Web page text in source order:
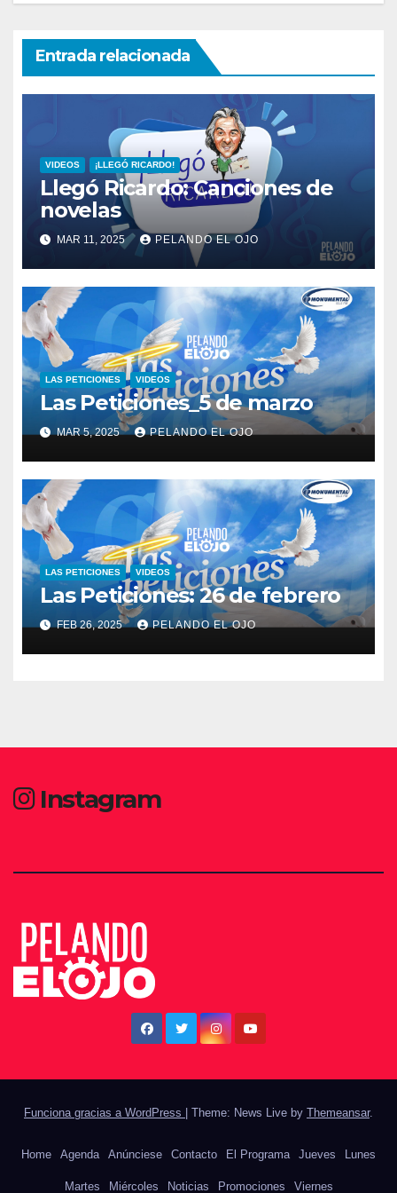
Entrada relacionada
VIDEOS ¡LLEGÓ RICARDO!
Llegó Ricardo: Canciones de
novelas
MAR 11, 2025 PELANDO EL OJO
LAS PETICIONES VIDEOS
Las Peticiones_5 de marzo
MAR 5, 2025 PELANDO EL OJO
LAS PETICIONES VIDEOS
Las Peticiones: 26 de febrero
FEB 26, 2025 PELANDO EL OJO
Instagram
Funciona gracias a WordPress Theme: News Live by Themeansar.
Home Agenda Anúnciese Contacto El Programa Jueves Lunes
Martes Miércoles Noticias Promociones Viernes